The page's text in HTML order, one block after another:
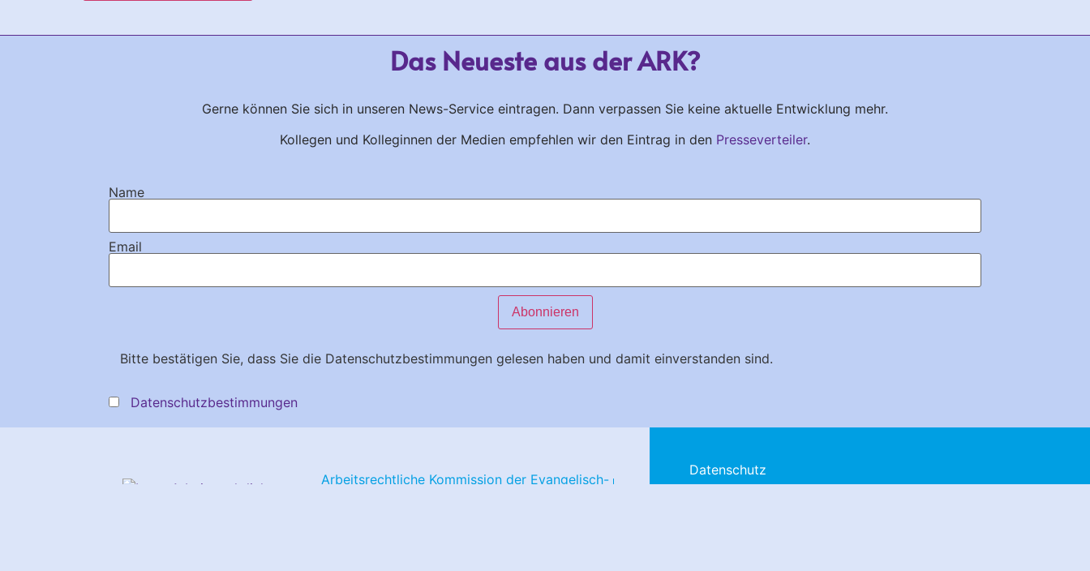
Das Neueste aus der ARK?
Gerne können Sie sich in unseren News-Service eintragen. Dann verpassen Sie keine aktuelle Entwicklung mehr.
Kollegen und Kolleginnen der Medien empfehlen wir den Eintrag in den Presseverteiler.
Name
Email
Bitte bestätigen Sie, dass Sie die Datenschutzbestimmungen gelesen haben und damit einverstanden sind.
Datenschutzbestimmungen
Arbeitsrechtliche Kommission der Evangelisch-
Datenschutz
Impressum